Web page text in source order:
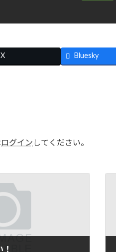
X Bluesky
ログイン してください。